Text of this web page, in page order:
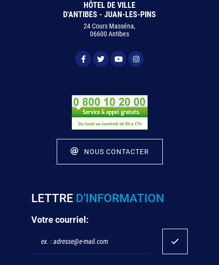
HÔTEL DE VILLE
D'ANTIBES - JUAN-LES-PINS
24 Cours Masséna,
06600 Antibes
NOUS CONTACTER
LETTRE D'INFORMATION
Votre courriel: